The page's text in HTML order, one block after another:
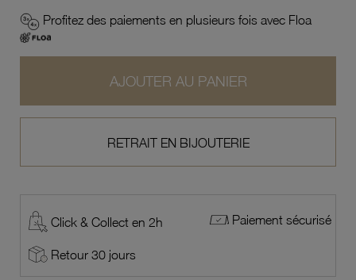
Profitez des paiements en plusieurs fois avec Floa
AJOUTER AU PANIER
RETRAIT EN BIJOUTERIE
Click & Collect en 2h Paiement sécurisé
Retour 30 jours